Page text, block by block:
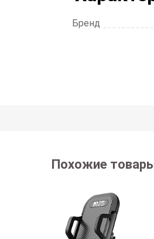
Бренд
Похожие